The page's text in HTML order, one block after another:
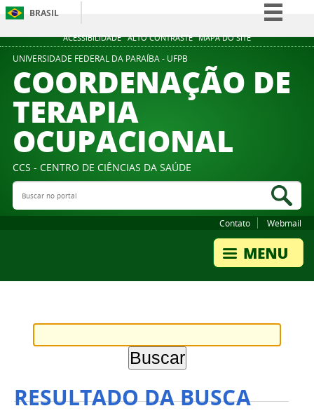
ACESSIBILIDADE ALTO CONTRASTE MAPA DO SITE
BRASIL
Simplifique!
Participe
Acesso à informação
Canais
UNIVERSIDADE FEDERAL DA PARAÍBA - UFPB
COORDENAÇÃO DE
TERAPIA
OCUPACIONAL
CCS - CENTRO DE CIÊNCIAS DA SAÚDE
Buscar no portal
Contato Webmail
RESULTADO DA BUSCA